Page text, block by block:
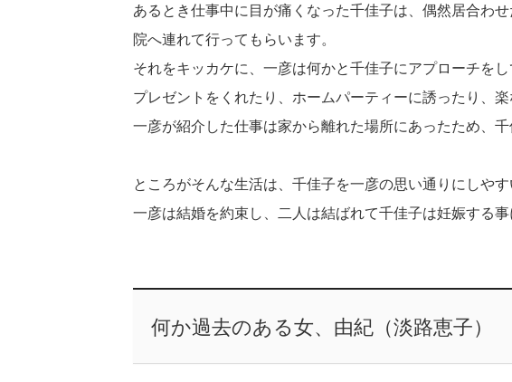
あるとき仕事中に目が痛くなった千佳子は、偶然居合わ
院へ連れて行ってもらいます。
それをキッカケに、一彦は何かと千佳子にアプローチをし
プレゼントをくれたり、ホームパーティーに誘ったり、楽
一彦が紹介した仕事は家から離れた場所にあったため、千
ところがそんな生活は、千佳子を一彦の思い通りにしやす
一彦は結婚を約束し、二人は結ばれて千佳子は妊娠する事
何か過去のある女、由紀（淡路恵子）